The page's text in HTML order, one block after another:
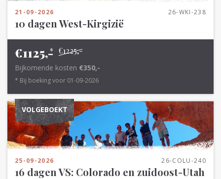
21-09-2026 26-WKI-238
10 dagen West-Kirgizië
€1225,-
€1125,-
*
Bijkomende kosten €350,-
* Bij boeking voor 01-09-2026
VOLGEBOEKT
25-09-2026 26-COLU-240
16 dagen VS: Colorado en zuidoost-Utah